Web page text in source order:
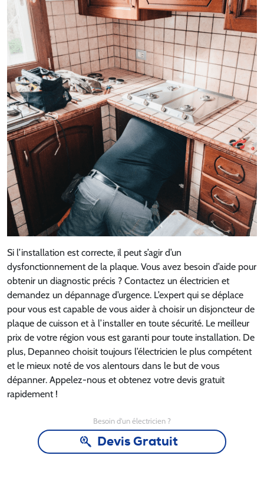
Si l’installation est correcte, il peut s’agir d’un
dysfonctionnement de la plaque. Vous avez besoin d’aide pour
obtenir un diagnostic précis ? Contactez un électricien et
demandez un dépannage d’urgence. L’expert qui se déplace
pour vous est capable de vous aider à choisir un disjoncteur de
plaque de cuisson et à l’installer en toute sécurité. Le meilleur
prix de votre région vous est garanti pour toute installation. De
plus, Depanneo choisit toujours l’électricien le plus compétent
et le mieux noté de vos alentours dans le but de vous
dépanner. Appelez-nous et obtenez votre devis gratuit
rapidement !
Besoin d'un électricien ?
Devis Gratuit